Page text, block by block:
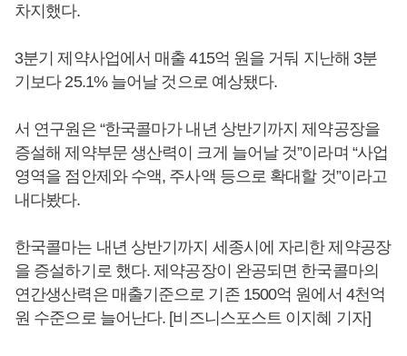
차지했다.
3분기 제약사업에서 매출 415억 원을 거둬 지난해 3분
기보다 25.1% 늘어날 것으로 예상됐다.
서 연구원은 “한국콜마가 내년 상반기까지 제약공장을
증설해 제약부문 생산력이 크게 늘어날 것”이라며 “사업
영역을 점안제와 수액, 주사액 등으로 확대할 것”이라고
내다봤다.
한국콜마는 내년 상반기까지 세종시에 자리한 제약공장
을 증설하기로 했다. 제약공장이 완공되면 한국콜마의
연간생산력은 매출기준으로 기존 1500억 원에서 4천억
원 수준으로 늘어난다. [비즈니스포스트 이지혜 기자]